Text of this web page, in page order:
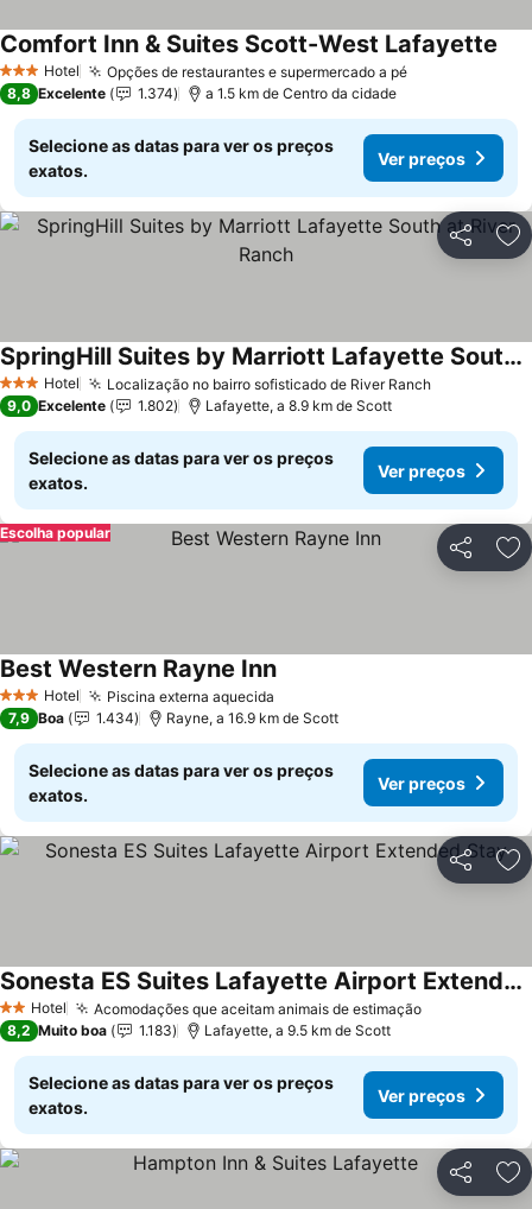
3 EstrelasHotel Opções de restaurantes e supermercado a péVer preços
Comfort Inn & Suites Scott-West Lafayette
8,8 Excelente 1.374 a 1.5 km de Centro da cidade
Selecione as datas para ver os preços
exatos.
Ver preços
Partilhar
3 EstrelasHotel Localização no bairro sofisticado de River RanchVer preços
SpringHill Suites by Marriott Lafayette South at River Ranch
Ver preços
9,0 Excelente 1.802 Lafayette, a 8.9 km de Scott
Selecione as datas para ver os preços
exatos.
Ver preços
Partilhar
Escolha popular
3 EstrelasHotel Piscina externa aquecida
Best Western Rayne InnVer preços
7,9 Boa 1.434 Rayne, a 16.9 km de Scott
Selecione as datas para ver os preços
exatos.
Ver preços
Partilhar
2 Estrelas
Hotel Acomodações que aceitam animais de estimaçãoVer preços
Sonesta ES Suites Lafayette Airport Extended Stay
Ver preços
8,2 Muito boa 1.183 Lafayette, a 9.5 km de Scott
Selecione as datas para ver os preços
exatos.
Ver preços
Partilhar